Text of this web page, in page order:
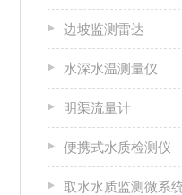
边坡监测雷达
水深水温测量仪
明渠流量计
便携式水质检测仪
取水水质监测微系